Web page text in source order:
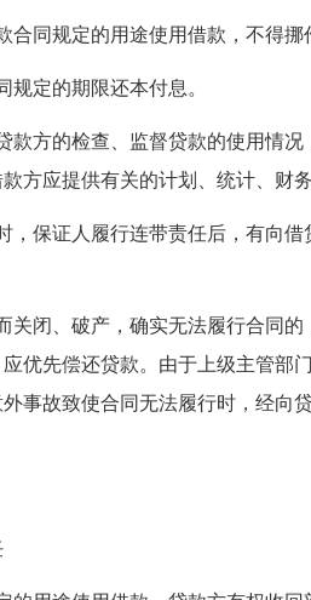
合同规定的用途使用借款，不得挪
规定的期限还本付息。
款方的检查、监督贷款的使用情
方应提供有关的计划、统计、财
，保证人履行连带责任后，有向
关闭、破产，确实无法履行合同
优先偿还贷款。由于上级主管部
事故致使合同无法履行时，经向